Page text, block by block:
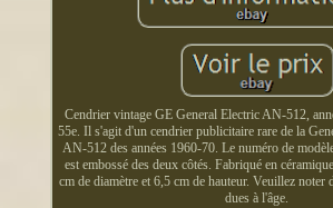
Cendrier vintage GE General Electric AN-512,
55e. Il s'agit d'un cendrier publicitaire rare de la
AN-512 des années 1960-70. Le numéro de
est embossé des deux côtés. Fabriqué en
cm de diamètre et 6,5 cm de hauteur. Veuillez noter
dues à l'âge.